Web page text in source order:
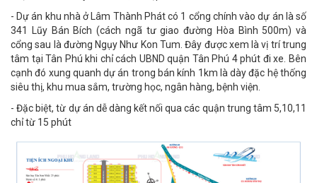
- Dự án khu nhà ở Lâm Thành Phát có 1 cổng chính vào dự án là số
341 Lũy Bán Bích (cách ngã tư giao đường Hòa Bình 500m) và
cổng sau là đường Ngụy Như Kon Tum. Đây được xem là vị trí trung
tâm tại Tân Phú khi chỉ cách UBND quận Tân Phú 4 phút đi xe. Bên
cạnh đó xung quanh dự án trong bán kính 1km là dày đặc hệ thống
siêu thị, khu mua sắm, trường học, ngân hàng, bệnh viện.
- Đặc biệt, từ dự án dễ dàng kết nối qua các quận trung tâm 5,10,11
chỉ từ 15 phút